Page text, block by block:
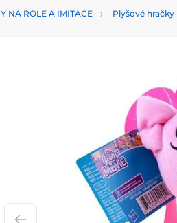
NA ROLE A IMITACE Plyšové hračky